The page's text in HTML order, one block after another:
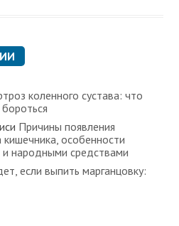
коленного сустава: что
Причины появления
кишечника, особенности
и народными средствами
если выпить марганцовку: